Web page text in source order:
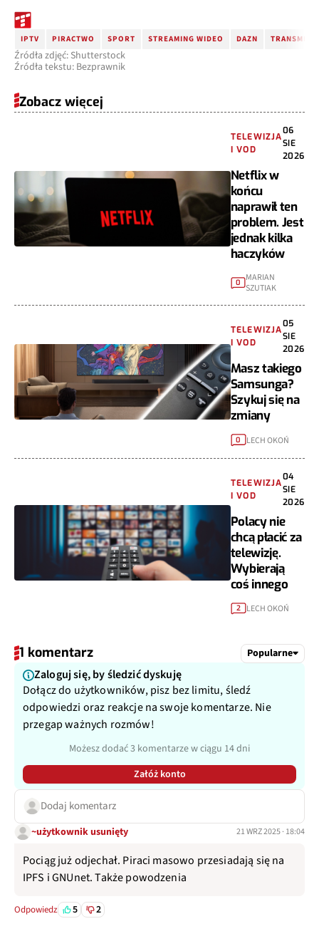
IPTV PIRACTWO SPORT STREAMING WIDEO DAZN
Źródła zdjęć: Shutterstock
Źródła tekstu: Bezprawnik
Zobacz więcej
TELEWIZJA
I VOD
06
SIE
2026
Netflix w
końcu
naprawił ten
problem. Jest
jednak kilka
haczyków
0
MARIAN
SZUTIAK
TELEWIZJA
I VOD
05
SIE
2026
Masz takiego
Samsunga?
Szykuj się na
zmiany
0 LECH OKOŃ
TELEWIZJA
I VOD
04
SIE
2026
Polacy nie
chcą płacić za
telewizję.
Wybierają
coś innego
2 LECH OKOŃ
1 komentarz Popularne
Zaloguj się, by śledzić dyskuję
Dołącz do użytkowników, pisz bez limitu, śledź
odpowiedzi oraz reakcje na swoje komentarze. Nie
przegap ważnych rozmów!
Możesz dodać 3 komentarze w ciągu 14 dni
Załóż konto
Dodaj komentarz
~użytkownik usunięty 21 WRZ 2025 · 18:04
Pociąg już odjechał. Piraci masowo przesiadają się na
IPFS i GNUnet. Także powodzenia
Odpowiedz 5 2